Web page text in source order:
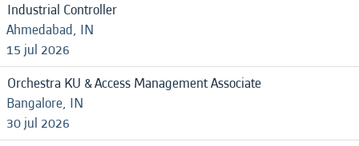
Industrial Controller
Ahmedabad, IN
15 jul 2026
Orchestra KU & Access Management Associate
Bangalore, IN
30 jul 2026